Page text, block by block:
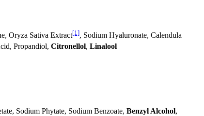
Oryza Sativa Extract[1], Sodium Hyaluronate, Calendula
Propandiol, Citronellol, Linalool
Sodium Phytate, Sodium Benzoate, Benzyl Alcohol,